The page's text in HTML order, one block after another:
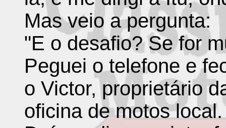
Mas veio a pergunta:
"E o desafio? Se for
Peguei o telefone e
o Victor, proprietário
oficina de motos local.